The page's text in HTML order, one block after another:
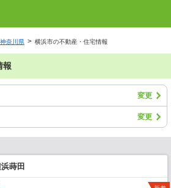
神奈川県 横浜市の不動産・住宅情報
報
変更
変更
蒔田